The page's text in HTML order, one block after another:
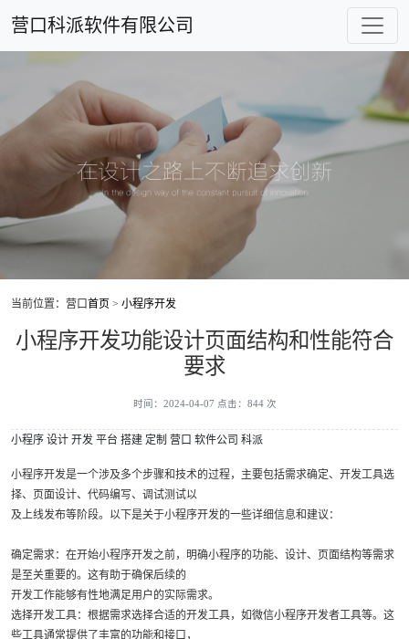
营口科派软件有限公司
当前位置：营口首页 > 小程序开发
小程序开发功能设计页面结构和性能符合
要求
时间：2024-04-07 点击：844 次
小程序 设计 开发 平台 搭建 定制 营口 软件公司 科派
小程序开发是一个涉及多个步骤和技术的过程，主要包括需求确定、开发工具选
择、页面设计、代码编写、调试测试以
及上线发布等阶段。以下是关于小程序开发的一些详细信息和建议：
确定需求：在开始小程序开发之前，明确小程序的功能、设计、页面结构等需求
是至关重要的。这有助于确保后续的
开发工作能够有性地满足用户的实际需求。
选择开发工具：根据需求选择合适的开发工具，如微信小程序开发者工具等。这
些工具通常提供了丰富的功能和接口，